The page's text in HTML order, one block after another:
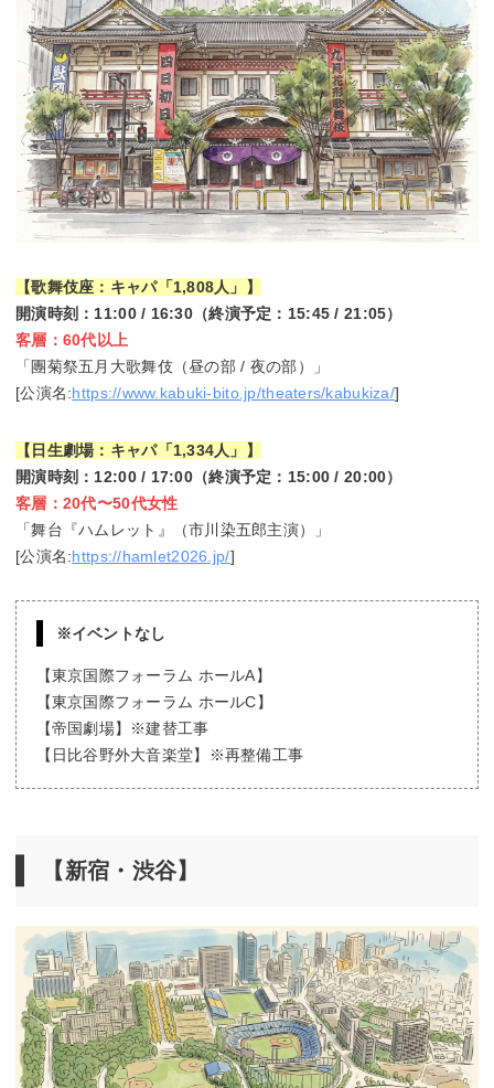
【歌舞伎座：キャパ「1,808人」】
開演時刻：11:00 / 16:30（終演予定：15:45 / 21:05）
客層：60代以上
「團菊祭五月大歌舞伎（昼の部 / 夜の部）」
[公演名:https://www.kabuki-bito.jp/theaters/kabukiza/]
【日生劇場：キャパ「1,334人」】
開演時刻：12:00 / 17:00（終演予定：15:00 / 20:00）
客層：20代〜50代女性
「舞台『ハムレット』（市川染五郎主演）」
[公演名:https://hamlet2026.jp/]
※イベントなし
【東京国際フォーラム ホールA】
【東京国際フォーラム ホールC】
【帝国劇場】※建替工事
【日比谷野外大音楽堂】※再整備工事
【新宿・渋谷】